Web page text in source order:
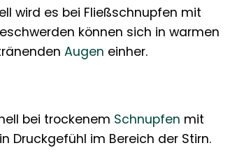
wird es bei Fließschnupfen mit
können sich in warmen
Augen einher.
bei trockenem Schnupfen mit
Druckgefühl im Bereich der Stirn.